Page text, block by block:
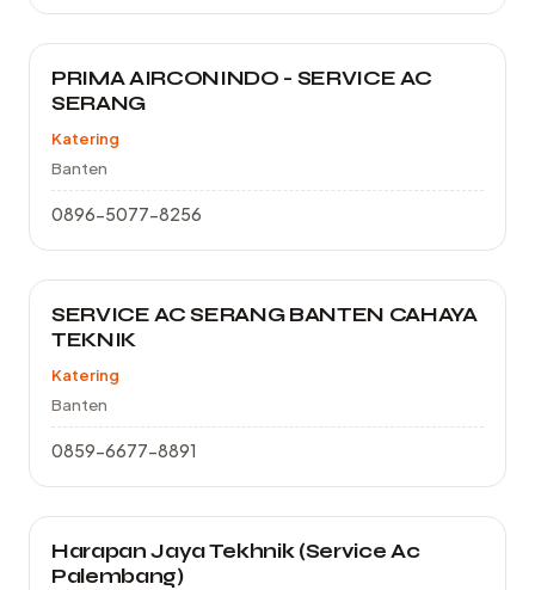
PRIMA AIRCONINDO - SERVICE AC
SERANG
Katering
Banten
0896-5077-8256
SERVICE AC SERANG BANTEN CAHAYA
TEKNIK
Katering
Banten
0859-6677-8891
Harapan Jaya Tekhnik (Service Ac
Palembang)